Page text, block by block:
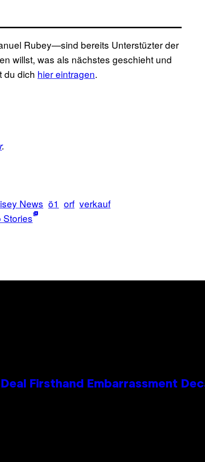
Rubey—sind bereits Unterstüzter der
willst, was als nächstes geschieht und
du dich hier eintragen​.
.
News ö1 orf verkauf
Stories
Firsthand Embarrassment